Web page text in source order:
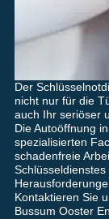
Der
nicht nur für die
auch Ihr seriöser
Die Autoöffnung
spezialisierten
schadenfreie
Kontaktieren Sie
Bussum Ooster